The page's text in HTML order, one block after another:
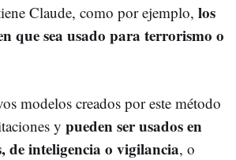
Claude, como por ejemplo, los
que sea usado para terrorismo o
modelos creados por este método
y pueden ser usados en
de inteligencia o vigilancia, o